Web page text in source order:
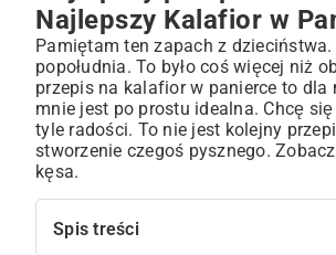
Najlepszy Kalafior w
Pamiętam ten zapach z
popołudnia. To było coś więcej niż
przepis na kalafior w panierce to dla
mnie jest po prostu idealna. Chcę
tyle radości. To nie jest kolejny
stworzenie czegoś pysznego.
kęsa.
Spis treści